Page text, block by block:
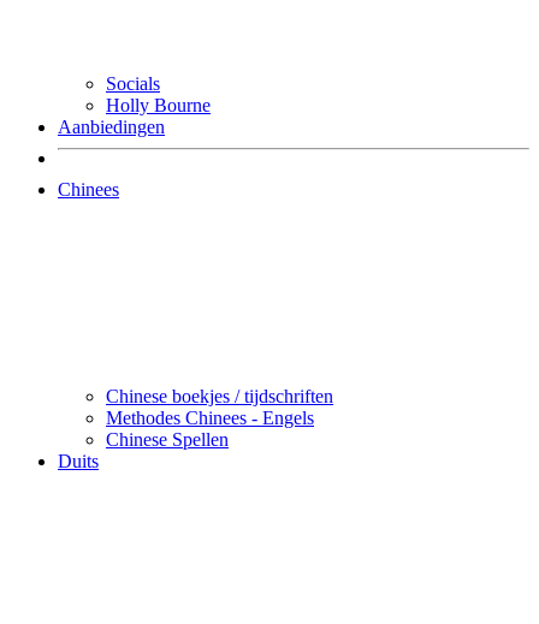
Socials
Holly Bourne
Aanbiedingen
Chinees
Chinese boekjes / tijdschriften
Methodes Chinees - Engels
Chinese Spellen
Duits